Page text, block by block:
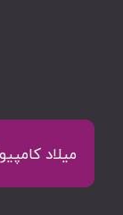
میلاد